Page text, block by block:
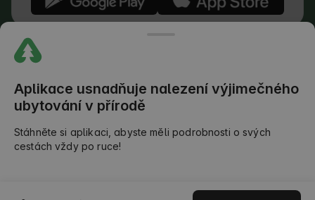
© 2026 AlohaCamp. Všechna práva vyhrazena.
Zásady používání cookies
Zásady přidávání recenzí
Aplikace usnadňuje nalezení výjimečného
ubytování v přírodě
Stáhněte si aplikaci, abyste měli podrobnosti o svých
cestách vždy po ruce!